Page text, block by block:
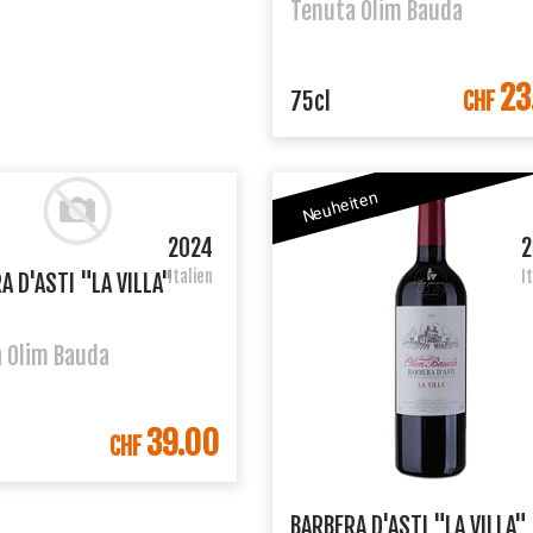
Tenuta Olim Bauda
IN DEN
75cl CHF
2024
Italien
D'ASTI "LA VILLA"
Bauda
IN DEN WARENKORB
CHF39.00
Neuheiten
BARBERA D'ASTI "LA VILLA"